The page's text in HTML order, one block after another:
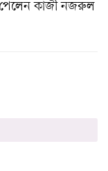
পেলেন কাজী নজরুল